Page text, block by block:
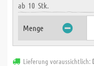
ab 10 Stk.
Menge
Lieferung voraussichtlich: